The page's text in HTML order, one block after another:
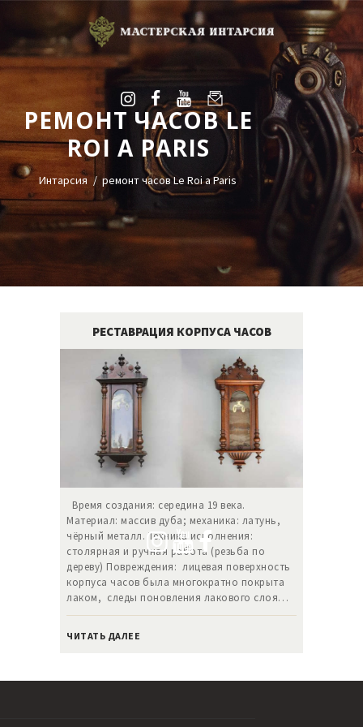
РЕМОНТ ЧАСОВ LE
ROI A PARIS
Интарсия ремонт часов Le Roi a Paris
УСЛУГИ
ГАЛЕРЕЯ
ОЦЕНКА
О НАС
БЛОГ
КОНТАКТЫ
Viber
РЕСТАВРАЦИЯ КОРПУСА ЧАСОВ
Время создания: середина 19 века.
Материал: массив дуба; механика: латунь,
чёрный металл. Техника исполнения:
столярная и ручная работа (резьба по
дереву) Повреждения: лицевая поверхность
корпуса часов была многократно покрыта
лаком, следы поновления лакового слоя…
ЧИТАТЬ ДАЛЕЕ